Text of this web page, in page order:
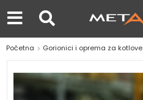
Početna Gorionici i oprema za kotlove